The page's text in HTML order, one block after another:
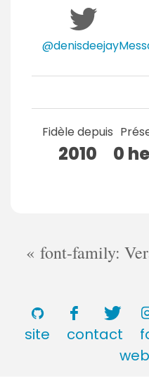
@denisdeejay
Fidèle depuis
2010 0
font-family:
site
contact
web